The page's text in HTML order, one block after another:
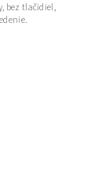
bez tlačidiel,